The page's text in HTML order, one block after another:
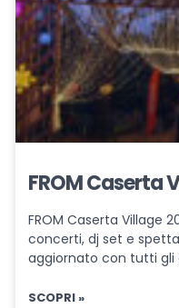
FROM Caserta
FROM Caserta Village
concerti, dj set e
aggiornato con tutti gli
SCOPRI »